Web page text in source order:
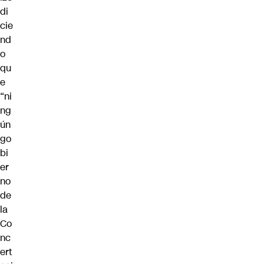
di
cie
nd
o
qu
e
“ni
ng
ún
go
bi
er
no
de
la
Co
nc
ert